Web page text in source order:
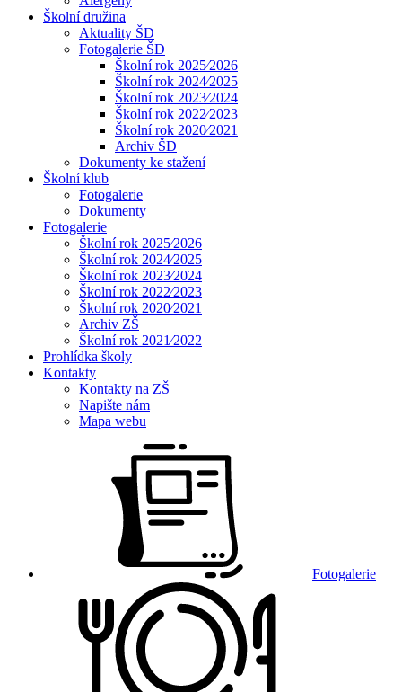
Školní družina
Aktuality ŠD
Fotogalerie ŠD
Školní rok 2025⁄2026
Školní rok 2024⁄2025
Školní rok 2023⁄2024
Školní rok 2022⁄2023
Školní rok 2020⁄2021
Archiv ŠD
Dokumenty ke stažení
Školní klub
Fotogalerie
Dokumenty
Fotogalerie
Školní rok 2025⁄2026
Školní rok 2024⁄2025
Školní rok 2023⁄2024
Školní rok 2022⁄2023
Školní rok 2020⁄2021
Archiv ZŠ
Školní rok 2021⁄2022
Prohlídka školy
Kontakty
Kontakty na ZŠ
Napište nám
Mapa webu
Fotogalerie